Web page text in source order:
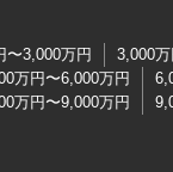
〜3,000万円
3,000
万円〜6,000万円
万円〜9,000万円